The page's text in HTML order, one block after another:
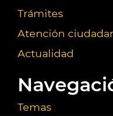
Trámites
Atención
Actualidad
Temas